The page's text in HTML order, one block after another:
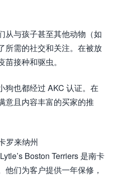
从与孩子甚至其他动物（如
所需的社交和关注。在被放
接种和驱虫。
狗也都经过 AKC 认证。在
意且内容丰富的买家的推
罗来纳州
Boston Terriers 是南卡
们为客户提供一年保修，